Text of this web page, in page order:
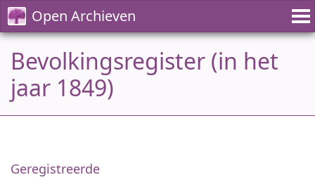
Open Archieven
Bevolkingsregister (in het
jaar 1849)
Geregistreerde